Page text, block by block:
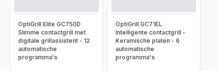
OptiGrill Elite GC750D
Slimme contactgrill met
digitale grillassistent - 12
automatische
programma's
OptiGrill GC71EL
Intelligente contactgrill -
Keramische platen - 6
automatische
programma's